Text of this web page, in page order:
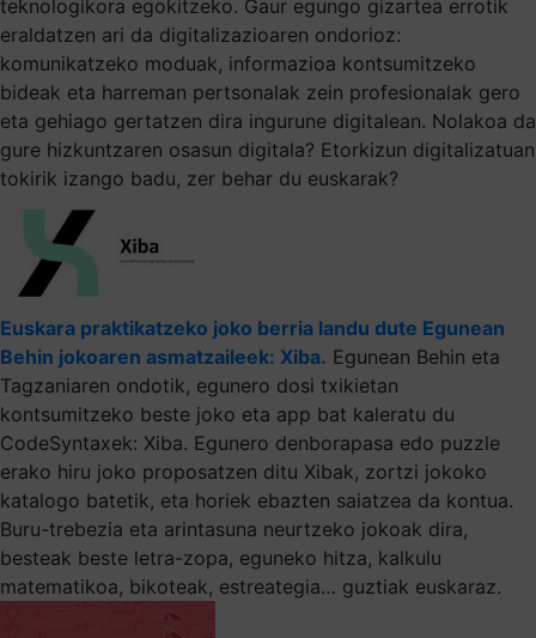
teknologikora egokitzeko. Gaur egungo gizartea errotik
eraldatzen ari da digitalizazioaren ondorioz:
komunikatzeko moduak, informazioa kontsumitzeko
bideak eta harreman pertsonalak zein profesionalak gero
eta gehiago gertatzen dira ingurune digitalean. Nolakoa da
gure hizkuntzaren osasun digitala? Etorkizun digitalizatuan
tokirik izango badu, zer behar du euskarak?
Euskara praktikatzeko joko berria landu dute Egunean
Behin jokoaren asmatzaileek: Xiba. Egunean Behin eta
Tagzaniaren ondotik, egunero dosi txikietan
kontsumitzeko beste joko eta app bat kaleratu du
CodeSyntaxek: Xiba. Egunero denborapasa edo puzzle
erako hiru joko proposatzen ditu Xibak, zortzi jokoko
katalogo batetik, eta horiek ebazten saiatzea da kontua.
Buru-trebezia eta arintasuna neurtzeko jokoak dira,
besteak beste letra-zopa, eguneko hitza, kalkulu
matematikoa, bikoteak, estreategia… guztiak euskaraz.